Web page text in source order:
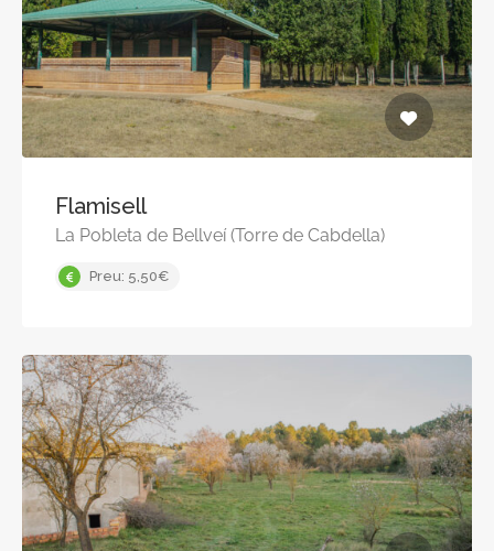
Flamisell
La Pobleta de Bellveí (Torre de Cabdella)
Preu: 5,50€